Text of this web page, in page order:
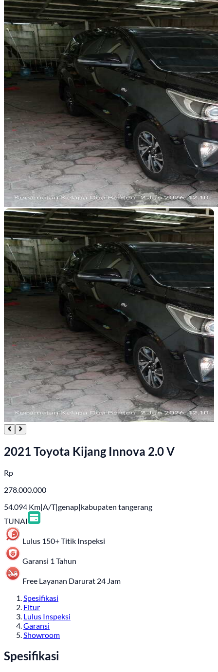
2021 Toyota Kijang Innova 2.0 V
Rp
278.000.000
54.094 Km|A/T|genap|kabupaten tangerang
TUNAI
Lulus 150+ Titik Inspeksi
Garansi 1 Tahun
Free Layanan Darurat 24 Jam
Spesifikasi
Fitur
Lulus Inspeksi
Garansi
Showroom
Spesifikasi